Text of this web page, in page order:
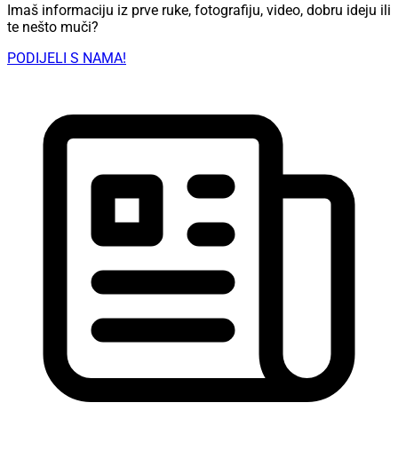
Imaš informaciju iz prve ruke, fotografiju, video, dobru ideju ili
te nešto muči?
PODIJELI S NAMA!